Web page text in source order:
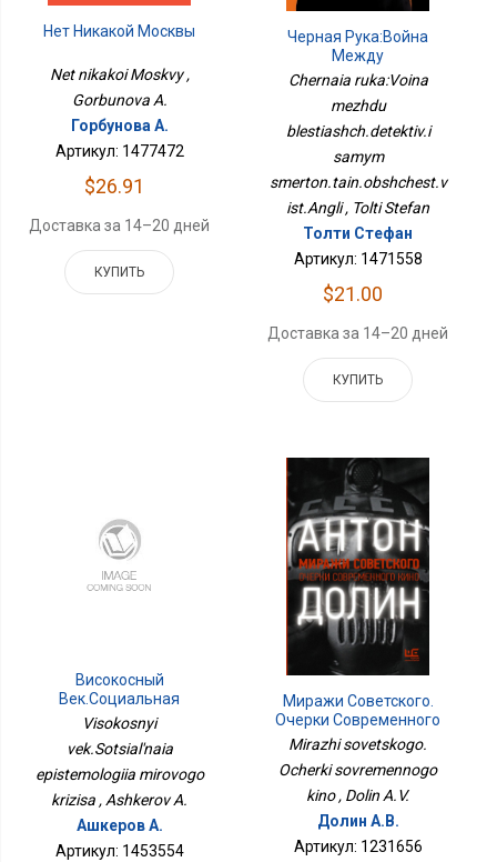
Нет Никакой Москвы
Net nikakoi Moskvy ,
Gorbunova A.
Горбунова А.
Артикул: 1477472
$26.91
Доставка за 14–20 дней
КУПИТЬ
Черная Рука:Война
Между
Блестящ.детектив.и
Смертон.тайн.общест.в
Ист.Англи
Chernaia ruka:Voina
mezhdu
blestiashch.detektiv.i
samym
smerton.tain.obshchest.v
ist.Angli , Tolti Stefan
Толти Стефан
Артикул: 1471558
$21.00
Доставка за 14–20 дней
КУПИТЬ
Високосный
Век.Социальная
Эпистемология
Мирового Кризиса
Visokosnyi
vek.Sotsial'naia
epistemologiia mirovogo
krizisa , Ashkerov A.
Ашкеров А.
Артикул: 1453554
Миражи Советского.
Очерки Современного
Кино
Mirazhi sovetskogo.
Ocherki sovremennogo
kino , Dolin A.V.
Долин А.В.
Артикул: 1231656